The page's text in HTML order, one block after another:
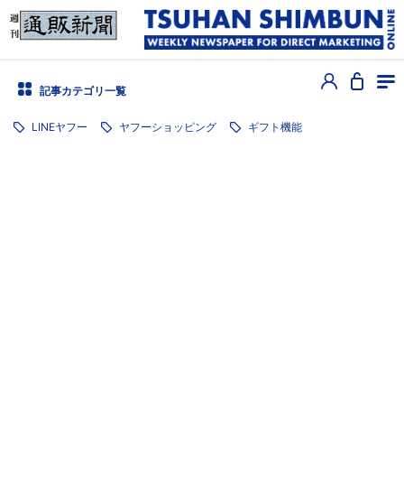
記事カテゴリ一覧
LINEヤフー ヤフーショッピング ギフト機能